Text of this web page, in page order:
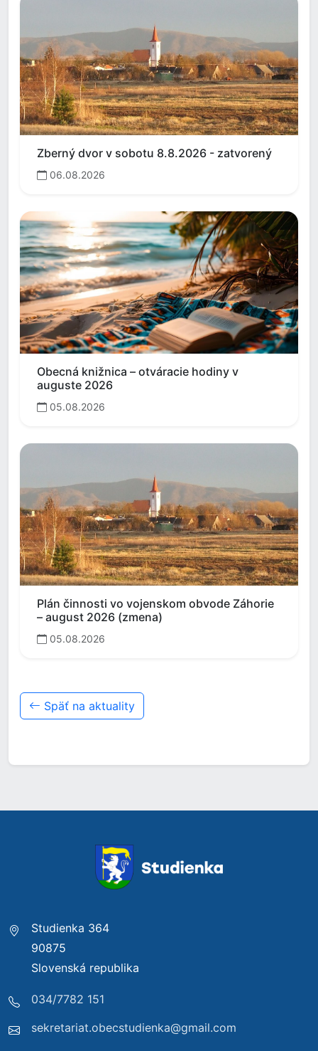
Zberný dvor v sobotu 8.8.2026 - zatvorený
06.08.2026
Obecná knižnica – otváracie hodiny v
auguste 2026
05.08.2026
Plán činnosti vo vojenskom obvode Záhorie
– august 2026 (zmena)
05.08.2026
Späť na aktuality
Studienka 364
90875
Slovenská republika
034/7782 151
sekretariat.obecstudienka@gmail.com